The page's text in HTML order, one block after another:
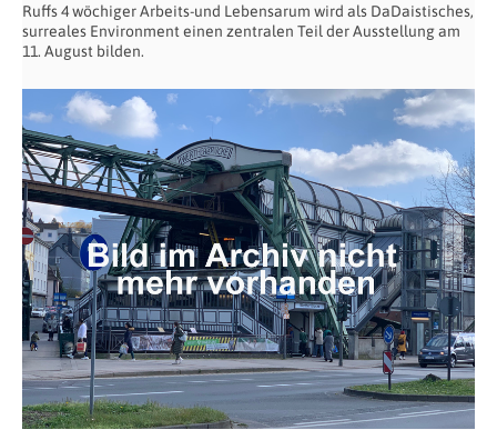
Ruffs 4 wöchiger Arbeits-und Lebensarum wird als DaDaistisches,
surreales Environment einen zentralen Teil der Ausstellung am
11. August bilden.